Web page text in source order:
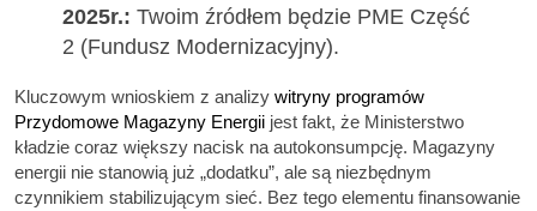
2025r.: Twoim źródłem będzie PME Część
2 (Fundusz Modernizacyjny).
Kluczowym wnioskiem z analizy witryny programów
Przydomowe Magazyny Energii jest fakt, że Ministerstwo
kładzie coraz większy nacisk na autokonsumpcję. Magazyny
energii nie stanowią już „dodatku”, ale są niezbędnym
czynnikiem stabilizującym sieć. Bez tego elementu finansowanie